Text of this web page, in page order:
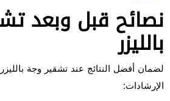
نصائح قبل وبعد
بالليزر
لضمان أفضل النتائج عند تشقير وجة
الإرشادات: